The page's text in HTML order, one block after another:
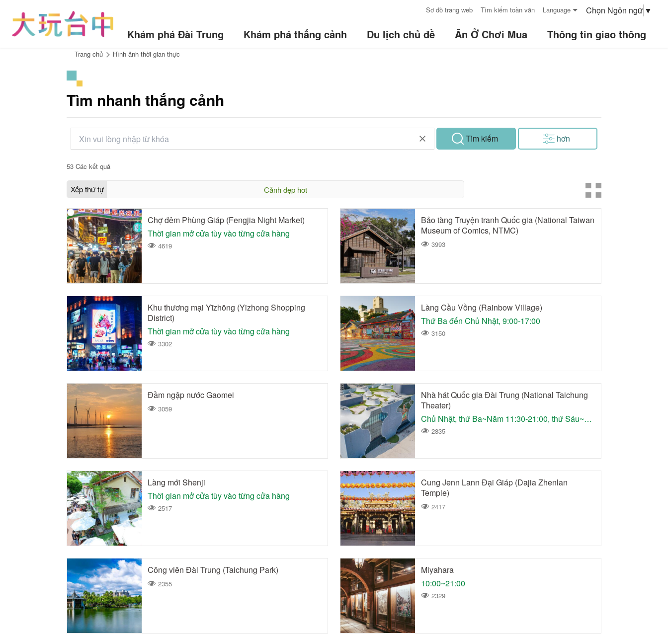
chuyển
Sơ đồ trang web Tìm kiếm toàn văn Language Chọn Ngôn ngữ ▼
Khám phá Đài Trung Khám phá thắng cảnh Du lịch chủ đề Ăn Ở Chơi Mua Thông tin giao thông
Trang chủ Hình ảnh thời gian thực
Tìm nhanh thắng cảnh
Tìm kiếm hơn
53 Các kết quả
Xếp thứ tự
:
Cảnh đẹp hot
Chợ đêm Phùng Giáp (Fengjia Night Market)
Thời gian mở cửa tùy vào từng cửa hàng
4619
Bảo tàng Truyện tranh Quốc gia (National Taiwan
Museum of Comics, NTMC)
3993
Khu thương mại Yīzhōng (Yizhong Shopping
District)
Thời gian mở cửa tùy vào từng cửa hàng
3302
Làng Cầu Vồng (Rainbow Village)
Thứ Ba đến Chủ Nhật, 9:00-17:00
3150
Đầm ngập nước Gaomei
3059
Nhà hát Quốc gia Đài Trung (National Taichung
Theater)
Chủ Nhật, thứ Ba~Năm 11:30-21:00, thứ Sáu~Bảy và ngày lễ 11:30-22:00 (nghỉ thứ Hai)
2835
Làng mới Shenji
Thời gian mở cửa tùy vào từng cửa hàng
2517
Cung Jenn Lann Đại Giáp (Dajia Zhenlan
Temple)
2417
Công viên Đài Trung (Taichung Park)
2355
Miyahara
10:00~21:00
2329